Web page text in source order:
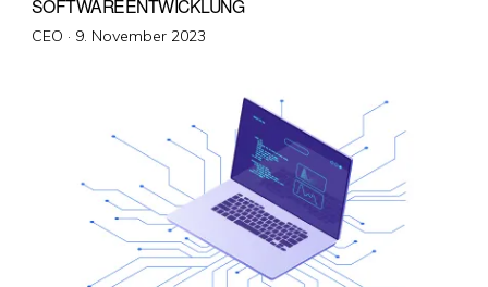
SOFTWAREENTWICKLUNG
CEO · Veröffentlicht
9. November 2023